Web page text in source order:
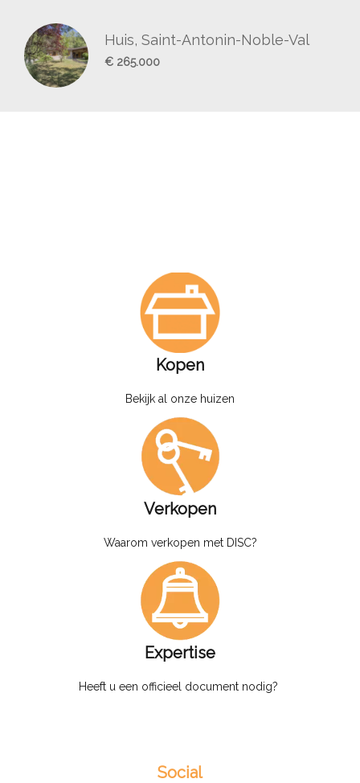
Huis, Saint-Antonin-Noble-Val
€ 265.000
Kopen
Bekijk al onze huizen
Verkopen
Waarom verkopen met DISC?
Expertise
Heeft u een officieel document nodig?
Social